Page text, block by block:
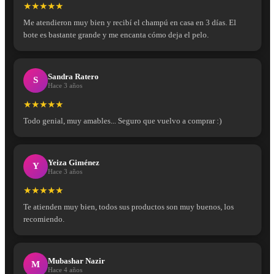
★★★★★
Me atendieron muy bien y recibí el champú en casa en 3 días. El
bote es bastante grande y me encanta cómo deja el pelo.
S Sandra Ratero
Hace 3 años
★★★★★
Todo genial, muy amables... Seguro que vuelvo a comprar :)
Y Yeiza Giménez
Hace 3 años
★★★★★
Te atienden muy bien, todos sus productos son muy buenos, los
recomiendo.
M Mubashar Nazir
Hace 4 años